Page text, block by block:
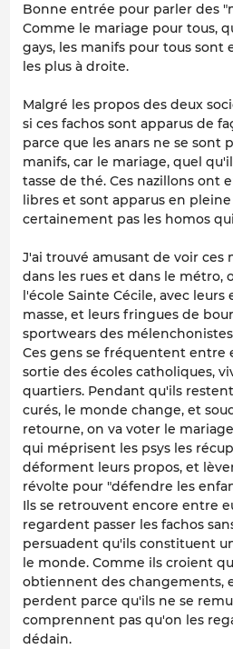
Bonne entrée pour parler des
Comme le mariage pour tous,
gays, les manifs pour tous sont
les plus à droite.
Malgré les propos des deux
si ces fachos sont apparus de
parce que les anars ne se sont
manifs, car le mariage, quel
tasse de thé. Ces nazillons ont
libres et sont apparus en
certainement pas les homos
J'ai trouvé amusant de voir ces
dans les rues et dans le métro,
l'école Sainte Cécile, avec leurs
masse, et leurs fringues de
sportwears des
Ces gens se fréquentent entre
sortie des écoles catholiques,
quartiers. Pendant qu'ils
curés, le monde change, et
retourne, on va voter le
qui méprisent les psys les
déforment leurs propos, et
révolte pour "défendre les
Ils se retrouvent encore entre
regardent passer les fachos
persuadent qu'ils constituent
le monde. Comme ils croient
obtiennent des changements,
perdent parce qu'ils ne se
comprennent pas qu'on les
dédain.